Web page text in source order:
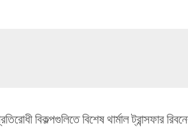
বিকল্পগুলিতে বিশেষ থার্মাল ট্রান্সফার